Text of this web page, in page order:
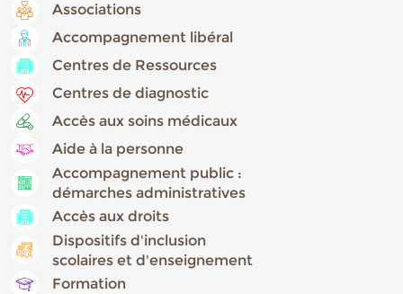
Associations
Accompagnement libéral
Centres de Ressources
Centres de diagnostic
Accès aux soins médicaux
Aide à la personne
Accompagnement public :
démarches administratives
Accès aux droits
Dispositifs d'inclusion
scolaires et d'enseignement
Formation